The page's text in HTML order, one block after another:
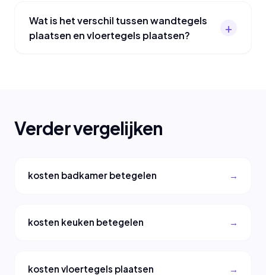
Wat is het verschil tussen wandtegels
plaatsen en vloertegels plaatsen?
Verder vergelijken
kosten badkamer betegelen
kosten keuken betegelen
kosten vloertegels plaatsen